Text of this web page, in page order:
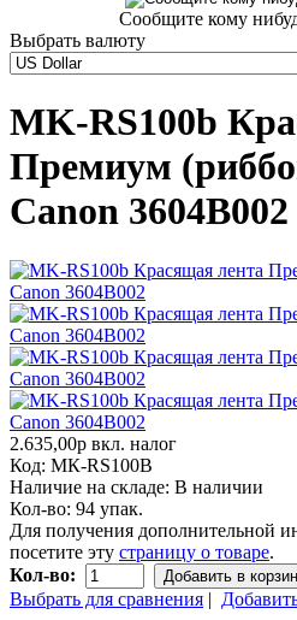
Сообщите кому
Выбрать валюту
MK-RS100b
Премиум
Canon 3604B002
2.635,00р вкл. налог
Код: МК-RS100B
Наличие на складе: В наличии
Кол-во: 94 упак.
Для получения дополнительной
посетите эту страницу о товаре.
Кол-во:
Добавить в
Выбрать для сравнения |